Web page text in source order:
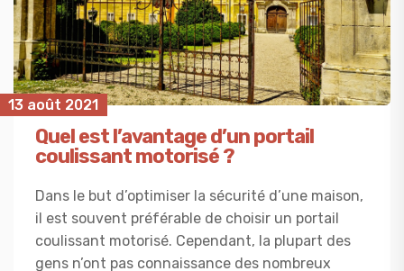
13 août 2021
Quel est l’avantage d’un portail
coulissant motorisé ?
Dans le but d’optimiser la sécurité d’une maison,
il est souvent préférable de choisir un portail
coulissant motorisé. Cependant, la plupart des
gens n’ont pas connaissance des nombreux